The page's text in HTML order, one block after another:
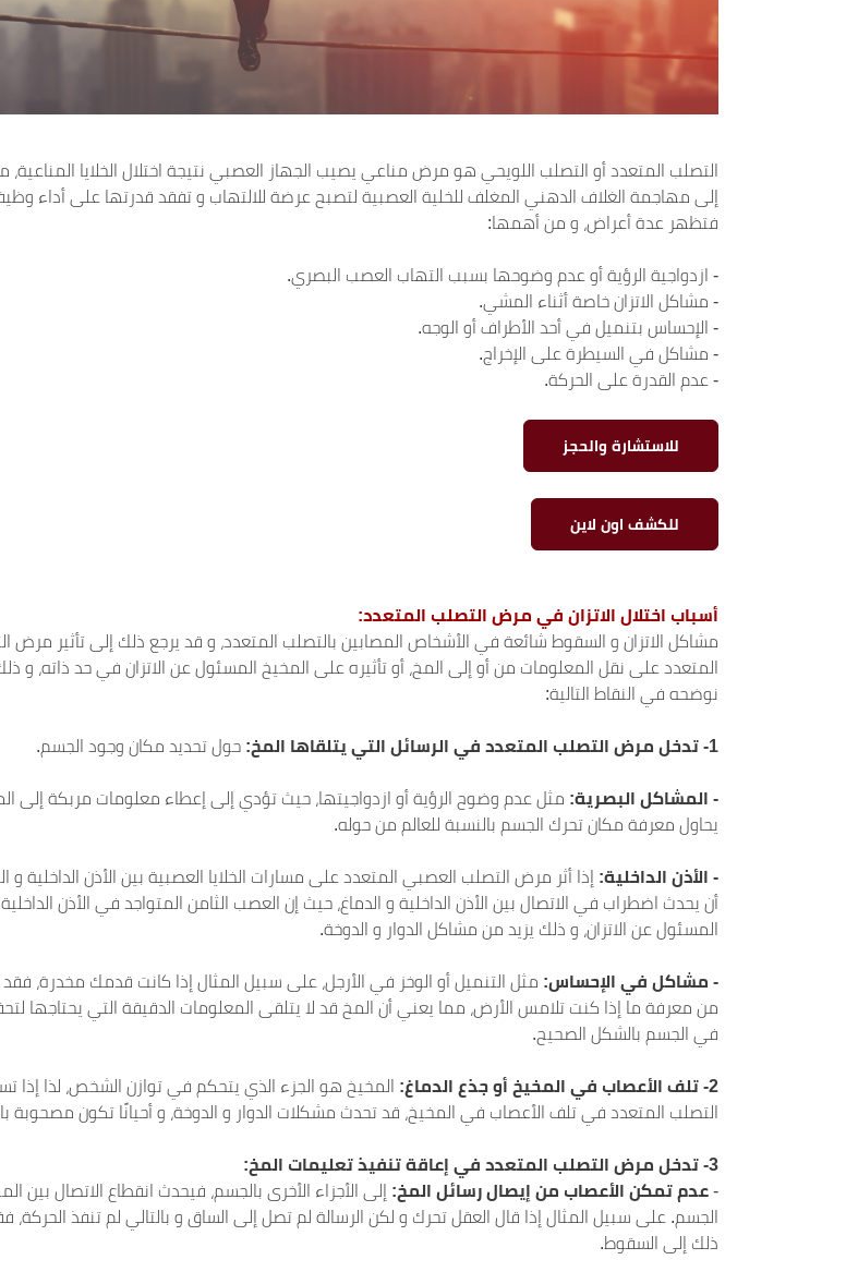
التصلب المتعدد أو التصلب اللويحي هو مرض مناعي يصيب الجهاز العصبي نتيجة اختلال الخلايا
إلى مهاجمة الغلاف الدهني المغلف للخلية العصبية لتصبح عرضة للالتهاب و تفقد قدرتها على أداء
فتظهر عدة أعراض، و من أهمها:
- ازدواجية الرؤية أو عدم وضوحها بسبب التهاب العصب البصري.
- مشاكل الاتزان خاصة أثناء المشي.
- الإحساس بتنميل في أحد الأطراف أو الوجه.
- مشاكل في السيطرة على الإخراج.
- عدم القدرة على الحركة.
للاستشارة والحجز
للكشف اون لاين
أسباب اختلال الاتزان في مرض التصلب المتعدد:
مشاكل الاتزان و السقوط شائعة في الأشخاص المصابين بالتصلب المتعدد، و قد يرجع ذلك إلى تأثير مرض
المتعدد على نقل المعلومات من أو إلى المخ، أو تأثيره على المخيخ المسئول عن الاتزان في حد ذاته، و
نوضحه في النقاط التالية:
1- تدخل مرض التصلب المتعدد في الرسائل التي يتلقاها المخ: حول تحديد مكان وجود الجسم.
- المشاكل البصرية: مثل عدم وضوح الرؤية أو ازدواجيتها، حيث تؤدي إلى إعطاء معلومات مربكة إلى
يحاول معرفة مكان تحرك الجسم بالنسبة للعالم من حوله.
- الأذن الداخلية: إذا أثر مرض التصلب العصبي المتعدد على مسارات الخلايا العصبية بين الأذن الداخلية و
أن يحدث اضطراب في الاتصال بين الأذن الداخلية و الدماغ، حيث إن العصب الثامن المتواجد في الأذن
المسئول عن الاتزان، و ذلك يزيد من مشاكل الدوار و الدوخة.
- مشاكل في الإحساس: مثل التنميل أو الوخز في الأرجل، على سبيل المثال إذا كانت قدمك مخدرة،
من معرفة ما إذا كنت تلامس الأرض، مما يعني أن المخ قد لا يتلقى المعلومات الدقيقة التي يحتاجها
في الجسم بالشكل الصحيح.
2- تلف الأعصاب في المخيخ أو جذع الدماغ: المخيخ هو الجزء الذي يتحكم في توازن الشخص، لذا
التصلب المتعدد في تلف الأعصاب في المخيخ، قد تحدث مشكلات الدوار و الدوخة، و أحيانًا تكون مصحوبة
3- تدخل مرض التصلب المتعدد في إعاقة تنفيذ تعليمات المخ:
- عدم تمكن الأعصاب من إيصال رسائل المخ: إلى الأجزاء الأخرى بالجسم، فيحدث انقطاع الاتصال بين
الجسم. على سبيل المثال إذا قال العقل تحرك و لكن الرسالة لم تصل إلى الساق و بالتالي لم تنفذ الحركة،
ذلك إلى السقوط.